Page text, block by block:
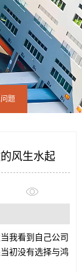
题
风生水起
我看到自己公司
初没有选择与鸿